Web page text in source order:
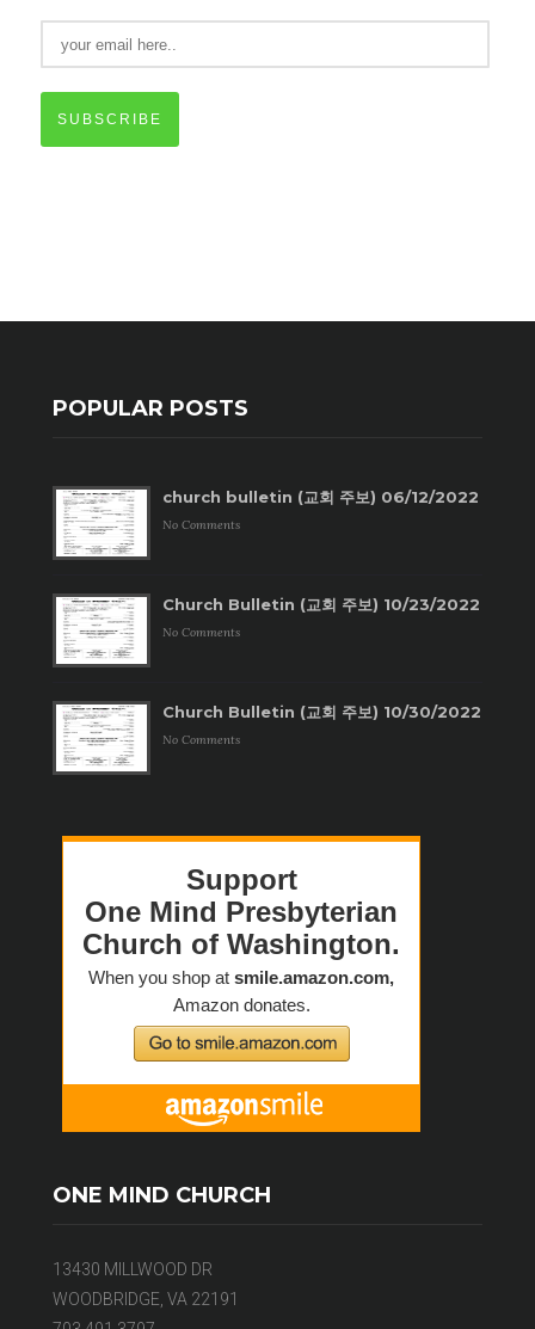
SUBSCRIBE
POPULAR POSTS
church bulletin (교회 주보) 06/12/2022
No Comments
Church Bulletin (교회 주보) 10/23/2022
No Comments
Church Bulletin (교회 주보) 10/30/2022
No Comments
ONE MIND CHURCH
13430 MILLWOOD DR
WOODBRIDGE, VA 22191